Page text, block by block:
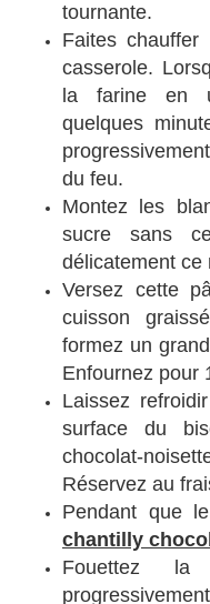
tournante.
Faites
casserole.
la farine en
quelques
du feu.
Montez les
sucre sans
délicatement ce
Versez cette
cuisson
formez un
Enfournez pour
Laissez
surface du
chocolat-
Réservez au
Pendant que
chantilly
Fouettez la